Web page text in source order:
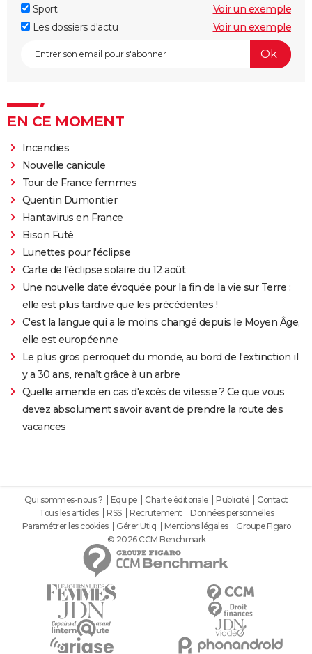
Sport
Voir un exemple
Les dossiers d'actu
Voir un exemple
EN CE MOMENT
Incendies
Nouvelle canicule
Tour de France femmes
Quentin Dumontier
Hantavirus en France
Bison Futé
Lunettes pour l'éclipse
Carte de l'éclipse solaire du 12 août
Une nouvelle date évoquée pour la fin de la vie sur Terre :
elle est plus tardive que les précédentes !
C'est la langue qui a le moins changé depuis le Moyen Âge,
elle est européenne
Le plus gros perroquet du monde, au bord de l'extinction il
y a 30 ans, renaît grâce à un arbre
Quelle amende en cas d'excès de vitesse ? Ce que vous
devez absolument savoir avant de prendre la route des
vacances
Qui sommes-nous ? Equipe Charte éditoriale Publicité
Contact
Tous les articles
RSS Recrutement
Données personnelles
Paramétrer les cookies
Gérer Utiq Mentions légales
Groupe Figaro
© 2026 CCM Benchmark